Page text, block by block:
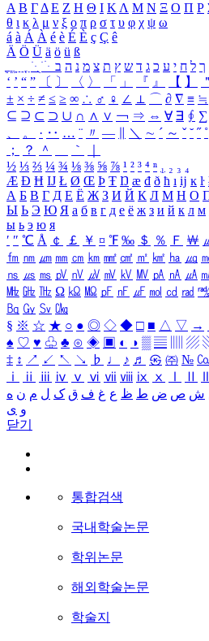
Α Β ΓΔ Ε Ζ Η Θ Ι ΚΛ Μ Ν Ξ Ο Π Ρ
θ ι κ λ μ ν ξ ο π ρ σ τ υ φ χ ψ ω
á à Á À é è É È ç Ç ê
Ä Ö Ü ä ö ü ß
ִֶֹ ֻּ ׁׂ ך ל ח י ע כ ג ד ש ץ ת צ מ נ ה ב
‘ ’ “ ” 〔 〕 〈 〉 「 」 『 』 【 】 ＂
± × ÷ ≠ ≤ ≥ ∞ ∴ ♂ ♀ ∠ ⊥ ⌒ ∂ ∇ ≡ ≒
⊆ ⊇ ⊂ ⊃ ∪ ∩ ∧ ∨ ￢ ⇒ ⇔ ∀ ∃ ∮ ∑
、
。 · ‥ … ¨ 〃 ― ＼ ∼ ´ ～ ˇ ˘ ˝ ˚
；
？ ＾ ｀
½ ⅓ ⅔ ¼ ¾ ⅛ ⅜ ⅝ ⅞ ¹ ² ³ ⁴ ⁿ ₁ ₂ ₃ ₄
Æ Ð Ħ Ĳ Ł Ø Œ Þ Ŧ Ŋ æ đ ð ħ ı ĳ ĸ ŀ
А Б В Г Д Е Ё Ж З И Й К Л М Н О
Ы Ь Э Ю Я а б в г д е ё ж з и й к л м
ы ь э ю я
′ ″ ℃ Å ￠ ￡ ￥ ¤ ℉ ‰ ＄ ％ Ｆ ￦
㎙ ㎚ ㎛ ㎜ ㎝ ㎞ ㎟ ㎠ ㎡ ㎢ ㏊ ㎍
㎱ ㎲ ㎳ ㎴ ㎵ ㎶ ㎷ ㎸ ㎹ ㎀ ㎁ ㎂
㎒ ㎓ ㎔ Ω ㏀ ㏁ ㎊ ㎋ ㎌ ㏖ ㏅ ㎭ ㎮
㏃ ㏉ ㏜ ㏆
§ ※ ☆ ★ ○ ● ◎ ◇ ◆ □ ■ △ ▽ →
♠ ♡ ♥ ♧ ♣ ⊙ ◈ ▣ ◐ ◑ ▒ ▤ ▨
‡ ↕ ↗ ↙ ↖ ↘ ♭ ♩ ♪ ♬ ㉿ ㈜ № ㏇
ⅰ
ⅱ ⅲ ⅳ ⅴ ⅵ ⅶ ⅷ ⅸ ⅹ
ش ص ض ط ظ ع غ ف ق ک ل م ن ه
و ی
닫기
통합검색
국내학술논문
학위논문
해외학술논문
학술지